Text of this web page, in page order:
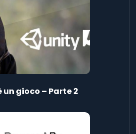
un gioco – Parte 2